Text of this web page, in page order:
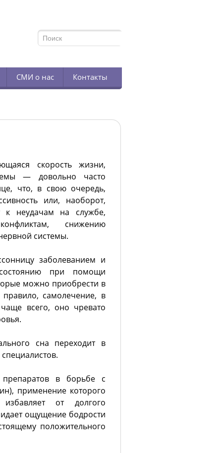
СМИ о нас Контакты
скорость жизни,
— довольно часто
что, в свою очередь,
или, наоборот,
к неудачам на службе,
снижению
системы.
заболеванием и
при помощи
можно приобрести в
самолечение, в
всего, оно чревато
сна переходит в
в борьбе с
применение которого
избавляет от долгого
ощущение бодрости
положительного